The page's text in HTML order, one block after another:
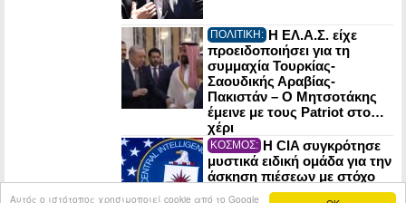
Αυτός ο ιστότοπος χρησιμοποιεί cookie από το Google
ΠΟΛΙΤΙΚΗ: Η ΕΛ.Α.Σ. είχε
προειδοποιήσει για τη
συμμαχία Τουρκίας-
Σαουδικής Αραβίας-
Πακιστάν – Ο Μητσοτάκης
έμεινε με τους Patriot στο…
χέρι
ΚΟΣΜΟΣ: Η CIA συγκρότησε
μυστικά ειδική ομάδα για την
άσκηση πιέσεων με στόχο
την αλλαγή καθεστώτος